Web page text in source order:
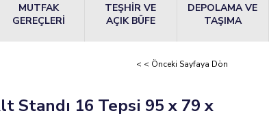
MUTFAK
GEREÇLERİ
TEŞHİR VE
AÇIK BÜFE
DEPOLAMA VE
TAŞIMA
< < Önceki Sayfaya Dön
Standı 16 Tepsi 95 x 79 x